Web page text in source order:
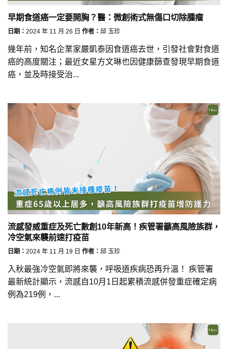
早期食道癌一定要開胸？醫：微創術式無傷口切除腫瘤
日期： 2024 年 11 月 26 日 作者： 邱 玉珍
幾年前，知名企業家嚴凱泰因食道癌去世，引發社會對食道
癌的高度關注；最近女星方文琳也因健康篩查發現早期食道
癌，並及時接受治...
流感發威重症及死亡數創10年新高！疾管署籲高風險族群，
冷空氣來襲前速打疫苗
日期： 2024 年 11 月 19 日 作者： 邱 玉珍
入秋最強冷空氣即將來襲，呼吸道疾病恐再升溫！ 疾管署
最新統計顯示，流感自10月1日起累積流感併發重症確定病
例為219例，...